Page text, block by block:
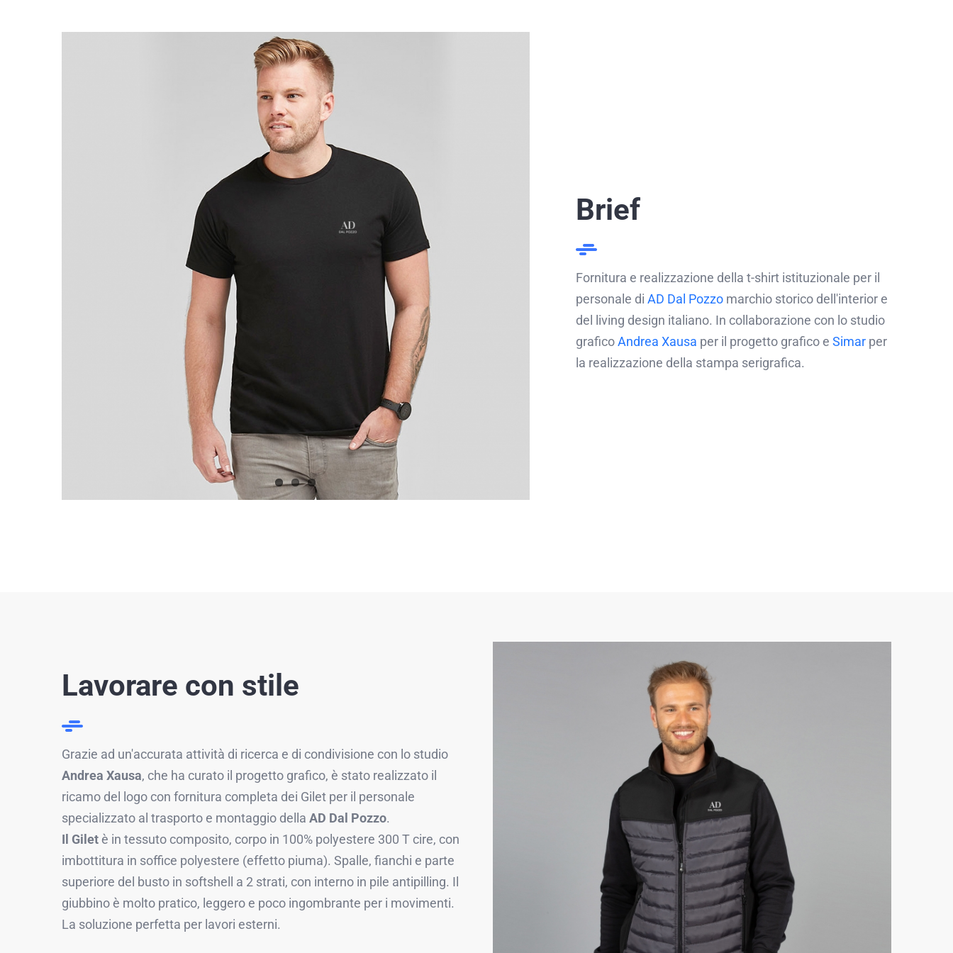
Brief
Fornitura e realizzazione della t-shirt istituzionale per il
personale diAD Dal Pozzo marchio storico dell'interior e
del living design italiano. In collaborazione con lo studio
graficoAndrea Xausa per il progetto grafico eSimar per
la realizzazione della stampa serigrafica.
Lavorare con stile
Grazie ad un'accurata attività di ricerca e di condivisione con lo studio
Andrea Xausa, che ha curato il progetto grafico, è stato realizzato il
ricamo del logo con fornitura completa dei Gilet per il personale
specializzato al trasporto e montaggio della AD Dal Pozzo.
Il Giletè in tessuto composito, corpo in 100% polyestere 300 T cire, con
imbottitura in soffice polyestere (effetto piuma). Spalle, fianchi e parte
superiore del busto in softshell a 2 strati, con interno in pile antipilling. Il
giubbino è molto pratico, leggero e poco ingombrante per i movimenti.
La soluzione perfetta per lavori esterni.